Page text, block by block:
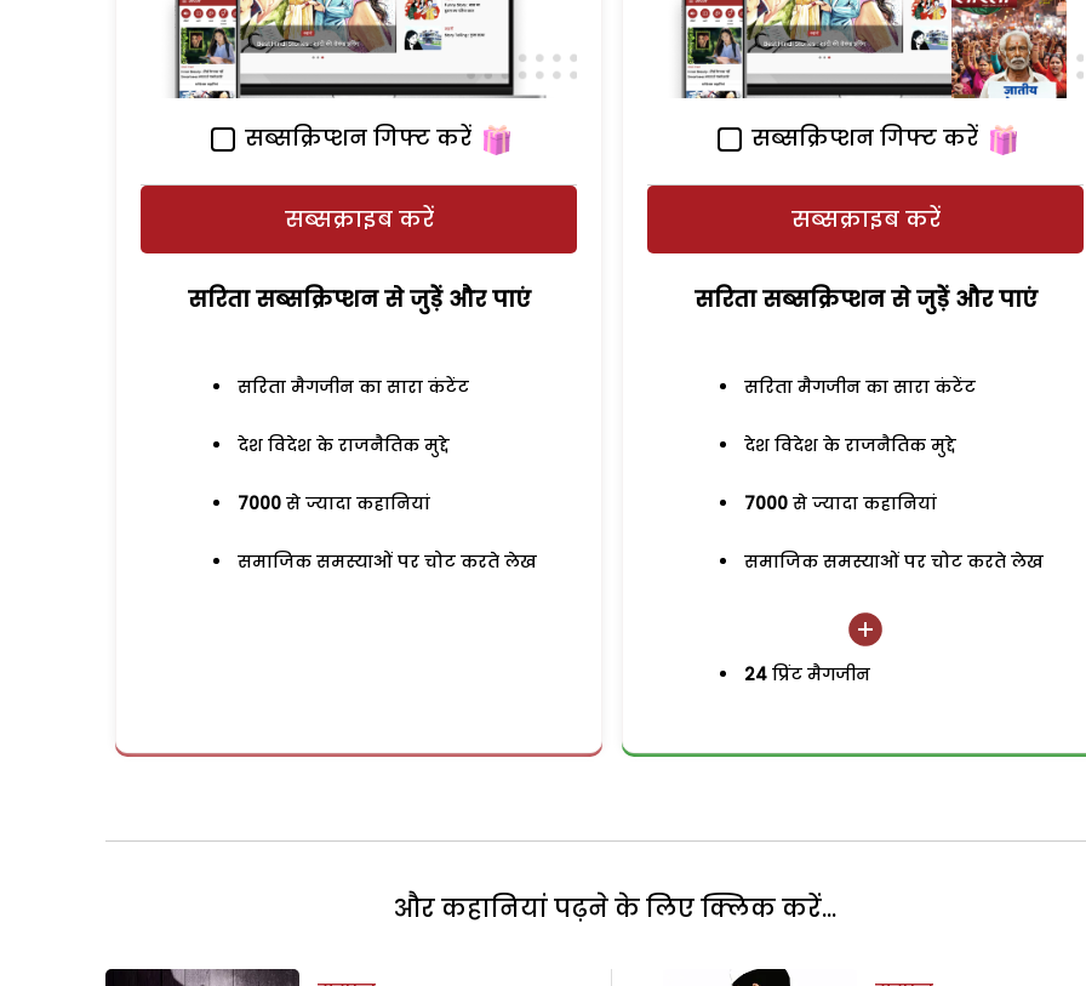
सब्सक्रिप्शन गिफ्ट करें
सब्सक्राइब करें
सरिता सब्सक्रिप्शन से जुड़ेें और पाएं
सरिता मैगजीन का सारा कंटेंट
देश विदेश के राजनैतिक मुद्दे
7000 से ज्यादा कहानियां
समाजिक समस्याओं पर चोट करते लेख
सब्सक्रिप्शन गिफ्ट करें
सब्सक्राइब करें
सरिता सब्सक्रिप्शन से जुड़ेें और पाएं
सरिता मैगजीन का सारा कंटेंट
देश विदेश के राजनैतिक मुद्दे
7000 से ज्यादा कहानियां
समाजिक समस्याओं पर चोट करते लेख
24 प्रिंट मैगजीन
और कहानियां पढ़ने के लिए क्लिक करें...